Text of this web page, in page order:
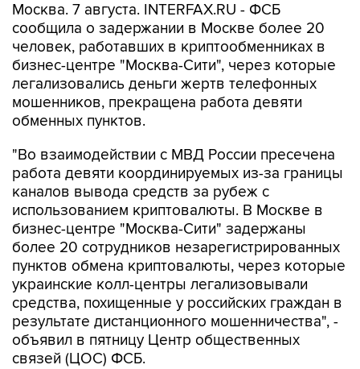
Москва. 7 августа. INTERFAX.RU - ФСБ
сообщила о задержании в Москве более 20
человек, работавших в криптообменниках в
бизнес-центре "Москва-Сити", через которые
легализовались деньги жертв телефонных
мошенников, прекращена работа девяти
обменных пунктов.
"Во взаимодействии с МВД России пресечена
работа девяти координируемых из-за границы
каналов вывода средств за рубеж с
использованием криптовалюты. В Москве в
бизнес-центре "Москва-Сити" задержаны
более 20 сотрудников незарегистрированных
пунктов обмена криптовалюты, через которые
украинские колл-центры легализовывали
средства, похищенные у российских граждан в
результате дистанционного мошенничества", -
объявил в пятницу Центр общественных
связей (ЦОС) ФСБ.